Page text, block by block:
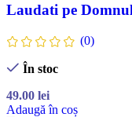
Laudati pe
(0)
În stoc
49.00 lei
Adaugă în coș